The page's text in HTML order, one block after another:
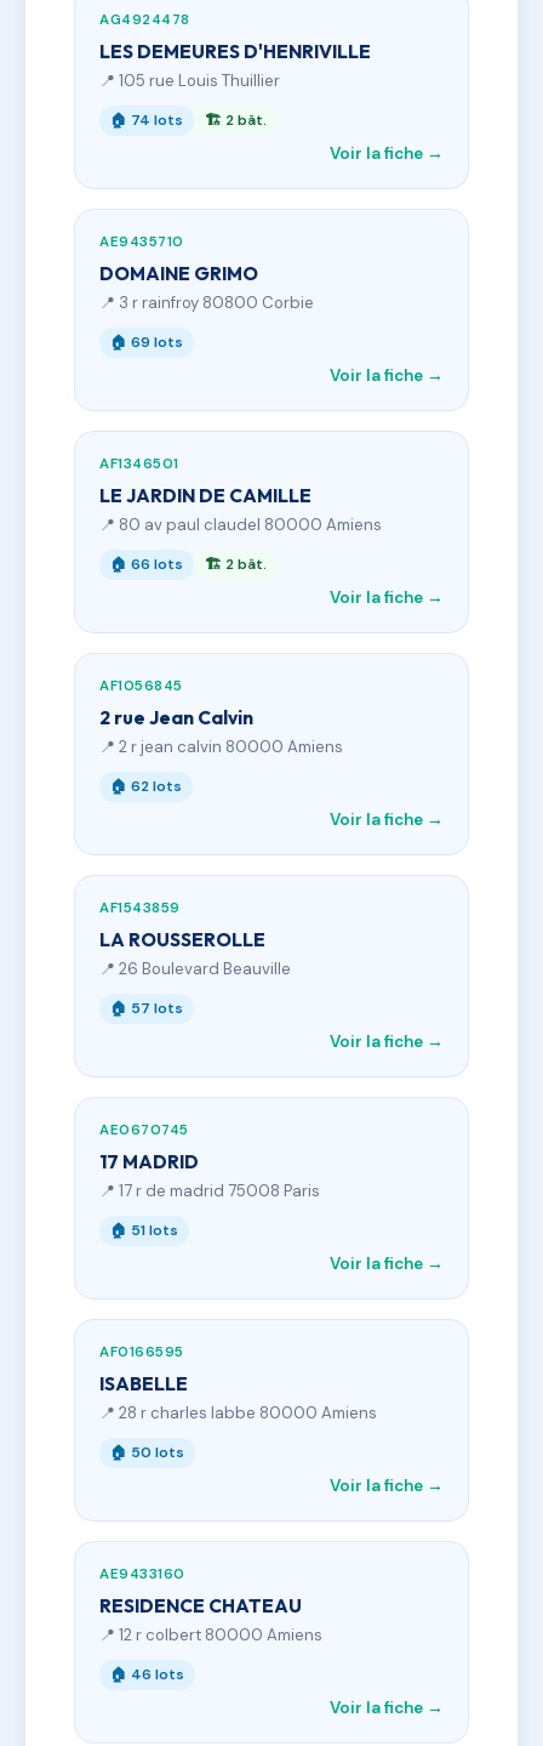
AG4924478
LES DEMEURES D'HENRIVILLE
📍 105 rue Louis Thuillier
🏠 74 lots 🏗 2 bât.
Voir la fiche →
AE9435710
DOMAINE GRIMO
📍 3 r rainfroy 80800 Corbie
🏠 69 lots
Voir la fiche →
AF1346501
LE JARDIN DE CAMILLE
📍 80 av paul claudel 80000 Amiens
🏠 66 lots 🏗 2 bât.
Voir la fiche →
AF1056845
2 rue Jean Calvin
📍 2 r jean calvin 80000 Amiens
🏠 62 lots
Voir la fiche →
AF1543859
LA ROUSSEROLLE
📍 26 Boulevard Beauville
🏠 57 lots
Voir la fiche →
AE0670745
17 MADRID
📍 17 r de madrid 75008 Paris
🏠 51 lots
Voir la fiche →
AF0166595
ISABELLE
📍 28 r charles labbe 80000 Amiens
🏠 50 lots
Voir la fiche →
AE9433160
RESIDENCE CHATEAU
📍 12 r colbert 80000 Amiens
🏠 46 lots
Voir la fiche →